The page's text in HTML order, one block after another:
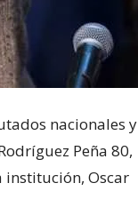
nacionales y
Peña 80,
institución, Oscar